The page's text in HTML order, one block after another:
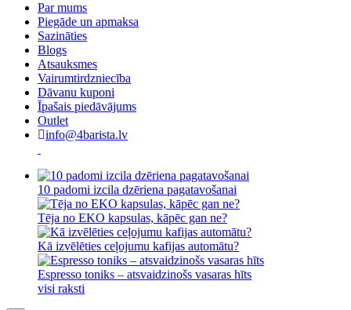
Par mums
Piegāde un apmaksa
Sazināties
Blogs
Atsauksmes
Vairumtirdzniecība
Dāvanu kuponi
Īpašais piedāvājums
Outlet
info@4barista.lv
10 padomi izcila dzēriena pagatavošanai
Tēja no EKO kapsulas, kāpēc gan ne?
Kā izvēlēties ceļojumu kafijas automātu?
Espresso toniks – atsvaidzinošs vasaras hīts
visi raksti